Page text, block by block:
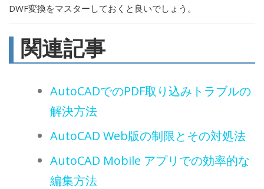
DWF変換をマスターしておくと良いでしょう。
関連記事
AutoCADでのPDF取り込みトラブルの
解決方法
AutoCAD Web版の制限とその対処法
AutoCAD Mobile アプリでの効率的な
編集方法